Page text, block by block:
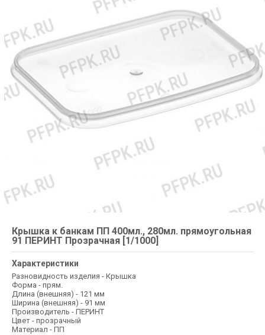
Крышка к банкам ПП 400мл., 280мл. прямоугольная
91 ПЕРИНТ Прозрачная [1/1000]
Характеристики
Разновидность изделия - Крышка
Форма - прям.
Длина (внешняя) - 121 мм
Ширина (внешняя) - 91 мм
Производитель - ПЕРИНТ
Цвет - прозрачный
Материал - ПП